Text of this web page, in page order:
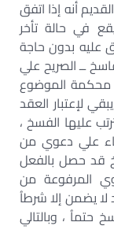
القديم أنه إذا اتفق
في حالة تأخر
عليه بدون حاجة
ــ الصريح علي
الموضوع
لإعتبار العقد
عليها الفسخ ،
علي دعوي من
قد حصل بالفعل
المرفوعة من
يضمن إلا شرطاُ
، وبالتالي